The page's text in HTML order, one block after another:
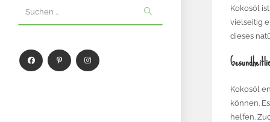
Suchen …
Kokosöl
vielseitig
dieses
Kokosöl
können.
helfen.